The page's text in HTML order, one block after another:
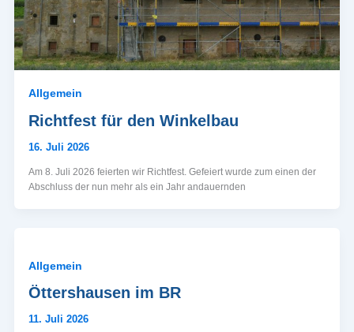
Allgemein
Richtfest für den Winkelbau
16. Juli 2026
Am 8. Juli 2026 feierten wir Richtfest. Gefeiert wurde zum einen der
Abschluss der nun mehr als ein Jahr andauernden
Allgemein
Öttershausen im BR
11. Juli 2026